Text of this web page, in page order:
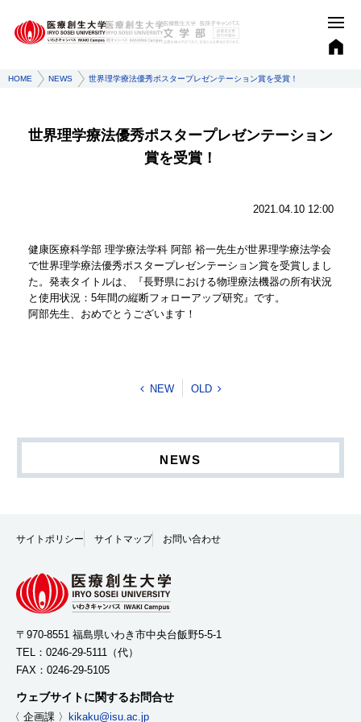
HOME NEWS 世界理学療法優秀ポスタープレゼンテーション賞を受賞！
世界理学療法優秀ポスタープレゼンテーション
賞を受賞！
2021.04.10 12:00
健康医療科学部 理学療法学科 阿部 裕一先生が世界理学療法学会
で世界理学療法優秀ポスタープレゼンテーション賞を受賞しまし
た。発表タイトルは、『長野県における物理療法機器の所有状況
と使用状況：5年間の縦断フォローアップ研究』です。
阿部先生、おめでとうございます！
NEW OLD
NEWS
サイトポリシー サイトマップ お問い合わせ
〒970-8551 福島県いわき市中央台飯野5-5-1
TEL： 0246-29-5111 （代）
FAX：0246-29-5105
ウェブサイトに関するお問合せ
〈 企画課 〉 kikaku@isu.ac.jp